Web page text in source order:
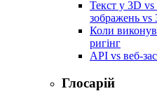
Текст у 3D
зображень vs
Коли
ригінг
API vs веб-
Глосарій